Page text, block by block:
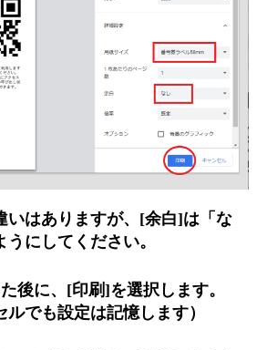
いはありますが、[余白]は「な
にしてください。
後に、[印刷]を選択します。
ルでも設定は記憶します）